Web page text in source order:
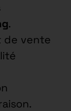
.
de vente